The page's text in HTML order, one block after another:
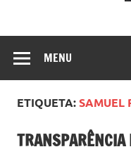
MENU
ETIQUETA:SAMUEL
TRANSPARÊNCIA